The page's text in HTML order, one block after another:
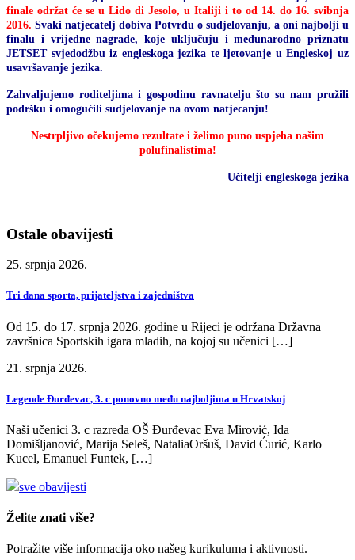
finale održat će se u Lido di Jesolo, u Italiji i to od 14. do 16. svibnja
2016. Svaki natjecatelj dobiva Potvrdu o sudjelovanju, a oni najbolji u
finalu i vrijedne nagrade, koje uključuju i međunarodno priznatu
JETSET svjedodžbu iz engleskoga jezika te ljetovanje u Engleskoj uz
usavršavanje jezika.
Zahvaljujemo roditeljima i gospodinu ravnatelju što su nam pružili
podršku i omogućili sudjelovanje na ovom natjecanju!
Nestrpljivo očekujemo rezultate i želimo puno uspjeha našim
polufinalistima!
Učitelji engleskoga jezika
Ostale obavijesti
25. srpnja 2026.
Tri dana sporta, prijateljstva i zajedništva
Od 15. do 17. srpnja 2026. godine u Rijeci je održana Državna
završnica Sportskih igara mladih, na kojoj su učenici […]
21. srpnja 2026.
Legende Đurđevac, 3. c ponovno među najboljima u Hrvatskoj
Naši učenici 3. c razreda OŠ Đurđevac Eva Mirović, Ida
Domišljanović, Marija Seleš, NataliaOršuš, David Ćurić, Karlo
Kucel, Emanuel Funtek, […]
sve obavijesti
Želite znati više?
Potražite više informacija oko našeg kurikuluma i aktivnosti.